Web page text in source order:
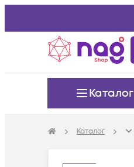
Каталог
Каталог